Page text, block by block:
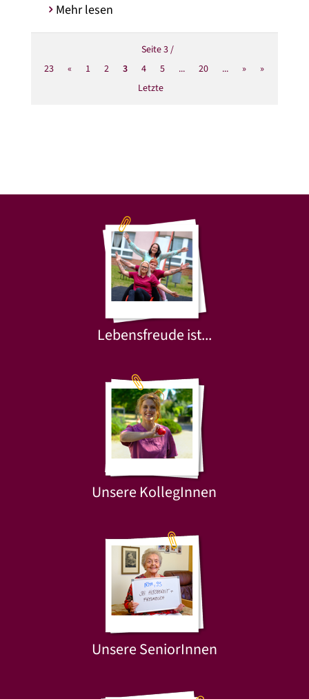
Mehr lesen
Seite 3 /
23
« 1 2 3 4 5 ... 20 ... »
»
Letzte
Lebensfreude ist...
Unsere KollegInnen
Unsere SeniorInnen